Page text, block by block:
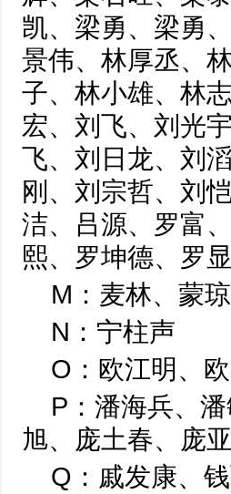
凯、梁勇、梁勇
景伟、林厚丞、
子、林小雄、林
宏、刘飞、刘光
飞、刘日龙、刘
刚、刘宗哲、刘
洁、吕源、罗富
熙、罗坤德、罗
M：麦林、蒙
N：宁柱声
O：欧江明、
P：潘海兵、
旭、庞土春、庞
Q：戚发康、